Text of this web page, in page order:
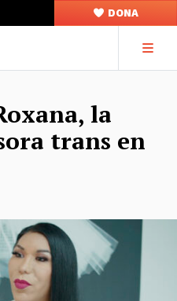
DONA
la
trans en